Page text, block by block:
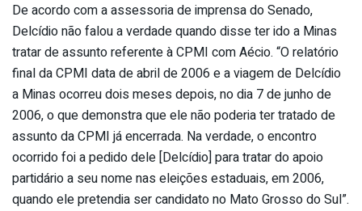
De acordo com a assessoria de imprensa do Senado,
Delcídio não falou a verdade quando disse ter ido a Minas
tratar de assunto referente à CPMI com Aécio. “O relatório
final da CPMI data de abril de 2006 e a viagem de Delcídio
a Minas ocorreu dois meses depois, no dia 7 de junho de
2006, o que demonstra que ele não poderia ter tratado de
assunto da CPMI já encerrada. Na verdade, o encontro
ocorrido foi a pedido dele [Delcídio] para tratar do apoio
partidário a seu nome nas eleições estaduais, em 2006,
quando ele pretendia ser candidato no Mato Grosso do Sul”.